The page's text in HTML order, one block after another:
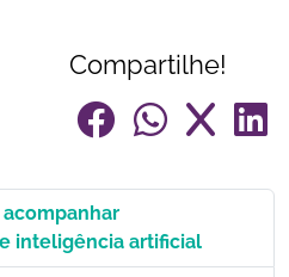
Compartilhe!
inteligência artificial